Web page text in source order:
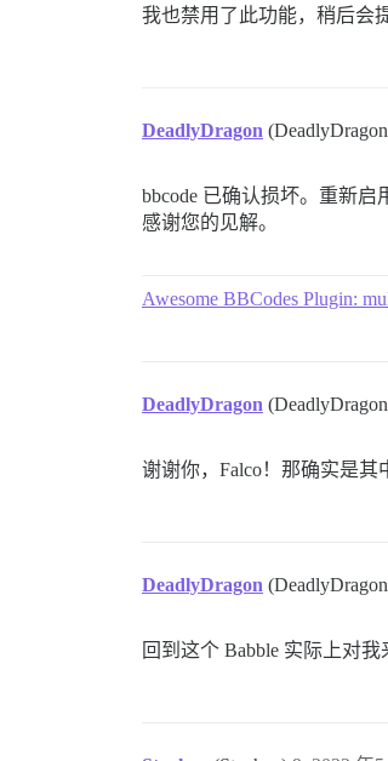
我也禁用了此功能，稍后会
DeadlyDragon
bbcode 已确认损坏。重新启
感谢您的见解。
Awesome BBCodes Plugin:
DeadlyDragon
谢谢你，Falco！那确实是其
DeadlyDragon
回到这个 Babble 实际上对